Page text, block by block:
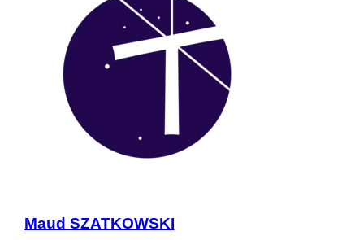
Maud SZATKOWSKI